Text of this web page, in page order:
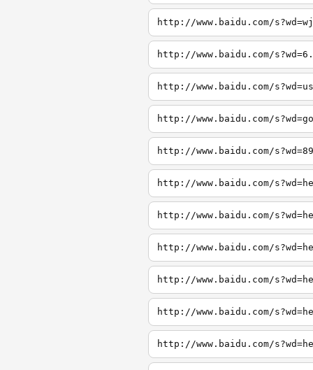
http://www.baidu.com/
http://www.baidu.com/
http://www.baidu.com/
http://www.baidu.com/
http://www.baidu.com/
http://www.baidu.com/
http://www.baidu.com/
http://www.baidu.com/
http://www.baidu.com/
http://www.baidu.com/
http://www.baidu.com/